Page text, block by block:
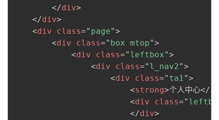
</div>
</div>
<div class=" page">
<div class=" box mtop">
<div class=" leftbox">
<div class=" l_nav2">
<div class=" ta1">
<strong>个人中心</
<div class="
</div>